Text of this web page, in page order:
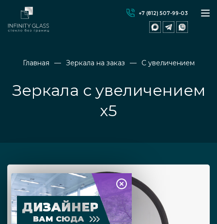
+7 (812) 507-99-03
Главная Зеркала на заказ С увеличением
Зеркала с увеличением
x5
ДИЗАЙНЕР
ВАМ СЮДА